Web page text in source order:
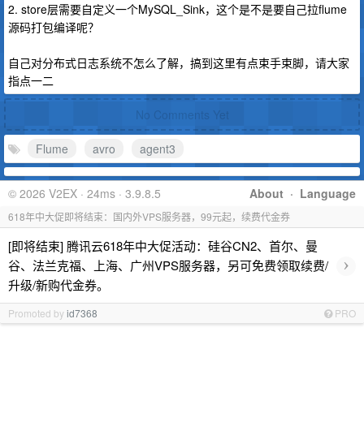
2. store层需要自定义一个MySQL_Sink，这个是不是要自己拉flume
源码打包编译呢？
自己对分布式日志系统不怎么了解，搞到这里有点束手束脚，请大家
指点一二
No Comments Yet
Flume avro agent3
About · Language
© 2026 V2EX · 24ms · 3.9.8.5
618年中大促即将结束：国内外VPS服务器，99元起，续费代金券
[即将结束] 腾讯云618年中大促活动：硅谷CN2、首尔、曼
谷、法兰克福、上海、广州VPS服务器，另可免费领取续费/
升级/新购代金券。
›
Promoted byid7368 PRO